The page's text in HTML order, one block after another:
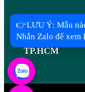
Hotline:
Địa chỉ: B7/7R
TP.HCM